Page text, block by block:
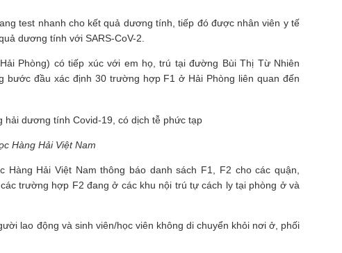
test nhanh cho kết quả dương tính, tiếp đó được nhân viên y tế
dương tính với SARS-CoV-2.
Phòng) có tiếp xúc với em họ, trú tại đường Bùi Thị Từ Nhiên
đầu xác định 30 trường hợp F1 ở Hải Phòng liên quan đến
Hàng Hải Việt Nam
Hải Việt Nam thông báo danh sách F1, F2 cho các quận,
trường hợp F2 đang ở các khu nội trú tự cách ly tại phòng ở và
lao động và sinh viên/học viên không di chuyển khỏi nơi ở, phối